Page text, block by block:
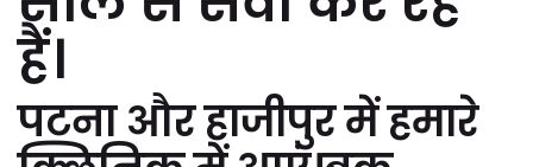
हैं।
पटना और हाजीपुर में हमारे